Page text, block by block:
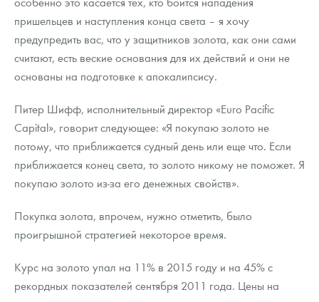
Русская нумизматика
Золотая карманная галерея
Книги по нумизматике
пришельцев и наступления конца света – я хочу
предупредить вас, что у защитников золота, как они сами
считают, есть веские основания для их действий и они не
основаны на подготовке к апокалипсису.
Питер Шифф, исполнительный директор «Euro Pacific
Capital», говорит следующее: «Я покупаю золото не
потому, что приближается судный день или еще что. Если
приближается конец света, то золото никому не поможет. Я
покупаю золото из-за его денежных свойств».
Покупка золота, впрочем, нужно отметить, было
проигрышной стратегией некоторое время.
Курс на золото упал на 11% в 2015 году и на 45% с
рекордных показателей сентября 2011 года. Цены на